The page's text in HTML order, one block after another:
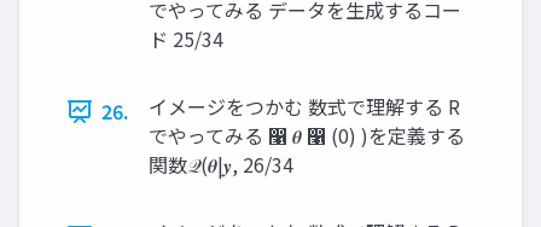
でやってみる データを生成するコー
ド 25/34
26.
イメージをつかむ 数式で理解する R
でやってみる ෡ 𝜽 ෡ (0) )を定義する
関数𝒬(𝜽|𝒚, 26/34